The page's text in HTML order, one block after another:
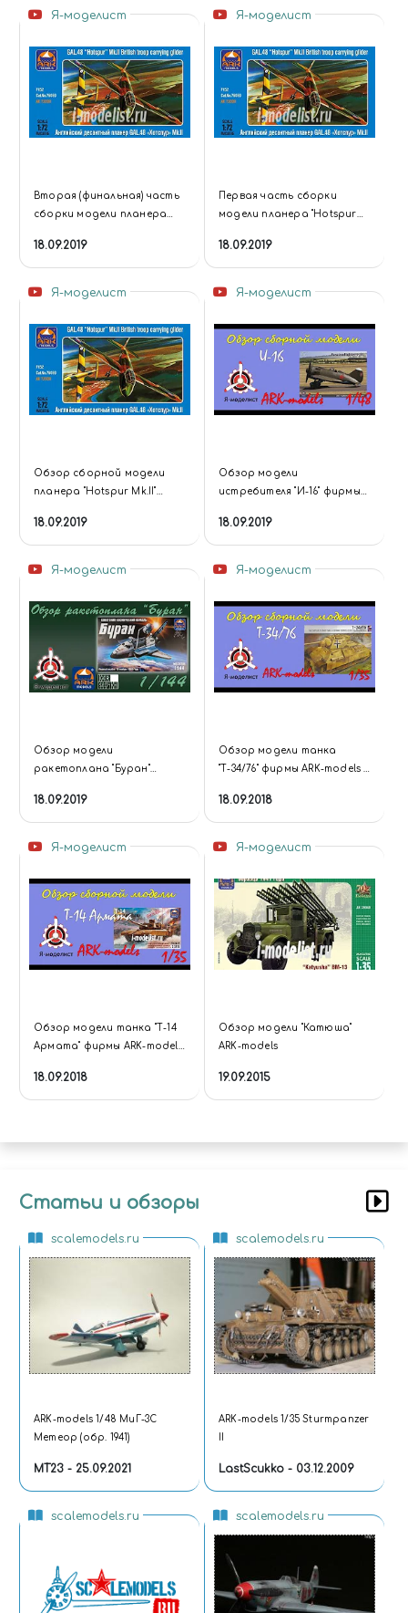
Я-моделист
Вторая (финальная) часть
сборки модели планера
models" в 1/72 масштабе.
18.09.2019
Я-моделист
Первая часть сборки
модели планера "Hotspur
1/72 масштабе.
18.09.2019
Я-моделист
Обзор сборной модели
планера "Hotspur Mk.II"
масштабе.
18.09.2019
Я-моделист
Обзор модели
истребителя "И-16" фирмы
масштабе.
18.09.2019
Я-моделист
Обзор модели
ракетоплана "Буран"
масштабе.
18.09.2019
Я-моделист
Обзор модели танка
"Т-34/76" фирмы ARK-models в
18.09.2018
Я-моделист
Обзор модели танка "Т-14
Армата" фирмы ARK-models
18.09.2018
Я-моделист
Обзор модели "Катюша"
ARK-models
19.09.2015
Статьи и обзоры
scalemodels.ru
ARK-models 1/48 МиГ-3С
Метеор (обр. 1941)
MT23 - 25.09.2021
scalemodels.ru
ARK-models 1/35 Sturmpanzer
LastScukko - 03.12.2009
scalemodels.ru scalemodels.ru